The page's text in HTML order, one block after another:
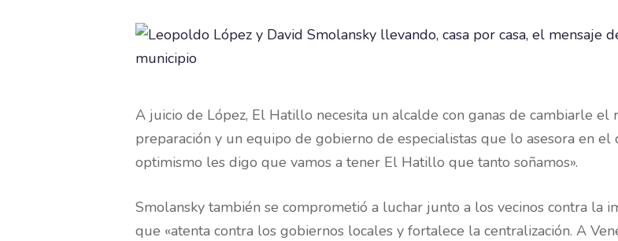
A juicio de López, El Hatillo necesita un alcalde con ganas de cambiarle
preparación y un equipo de gobierno de especialistas que lo asesora en
optimismo les digo que vamos a tener El Hatillo que tanto soñamos».
Smolansky también se comprometió a luchar junto a los vecinos contra la
que «atenta contra los gobiernos locales y fortalece la centralización. A